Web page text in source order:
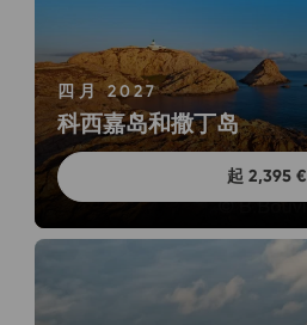
四月 2027
科西嘉岛和撒丁岛
起 2,395 €